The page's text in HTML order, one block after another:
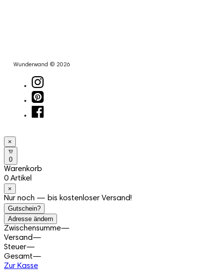
Wunderwand © 2026
×
0
Warenkorb
0 Artikel
×
Nur noch — bis kostenloser Versand!
Gutschein?
Adresse ändern
Zwischensumme—
Versand—
Steuer—
Gesamt—
Zur Kasse